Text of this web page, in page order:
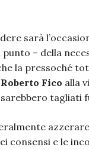
sarà
– della
la pressoché
Roberto Fico alla
sarebbero
consensi e le